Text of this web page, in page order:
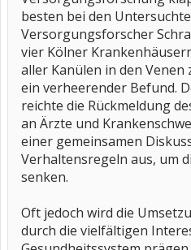
besten bei den
Versorgungsforscher
vier Kölner
aller Kanülen in den
ein verheerender Befund.
reichte die Rückmeldung
an Ärzte und
einer gemeinsamen
Verhaltensregeln aus, um
senken.
Oft jedoch wird die
durch die vielfältigen